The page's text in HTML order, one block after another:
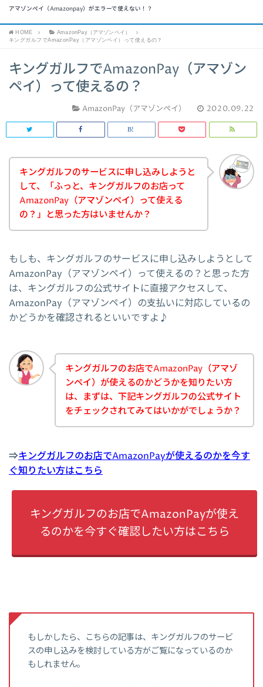
アマゾンペイ（Amazonpay）がエラーで使えない！？
HOME
AmazonPay（アマゾンペイ）
キングガルフでAmazonPay（アマゾンペイ）って使えるの？
キングガルフでAmazonPay（アマゾン
ペイ）って使えるの？
AmazonPay（アマゾンペイ） 2020.09.22
キングガルフのサービスに申し込みしようと
して、「ふっと、キングガルフのお店って
AmazonPay（アマゾンペイ）って使える
の？」と思った方はいませんか？
もしも、キングガルフのサービスに申し込みしようとして
AmazonPay（アマゾンペイ）って使えるの？と思った方
は、キングガルフの公式サイトに直接アクセスして、
AmazonPay（アマゾンペイ）の支払いに対応しているの
かどうかを確認されるといいですよ♪
キングガルフのお店でAmazonPay（アマゾ
ンペイ）が使えるのかどうかを知りたい方
は、まずは、下記キングガルフの公式サイト
をチェックされてみてはいかがでしょうか？
⇒キングガルフのお店でAmazonPayが使えるのかを今す
ぐ知りたい方はこちら
キングガルフのお店でAmazonPayが使え
るのかを今すぐ確認したい方はこちら
もしかしたら、こちらの記事は、キングガルフのサービ
スの申し込みを検討している方がご覧になっているのか
もしれません。